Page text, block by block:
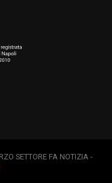
SETTORE FA NOTIZIA -